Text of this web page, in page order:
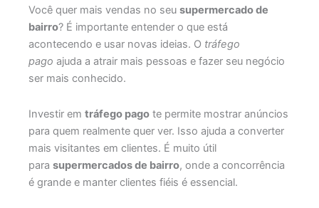
Você quer mais vendas no seu supermercado de
bairro? É importante entender o que está
acontecendo e usar novas ideias. O tráfego
pago ajuda a atrair mais pessoas e fazer seu negócio
ser mais conhecido.
Investir em tráfego pago te permite mostrar anúncios
para quem realmente quer ver. Isso ajuda a converter
mais visitantes em clientes. É muito útil
para supermercados de bairro, onde a concorrência
é grande e manter clientes fiéis é essencial.